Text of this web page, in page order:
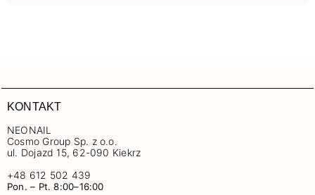
KONTAKT
NEONAIL
Cosmo Group Sp. z o.o.
ul. Dojazd 15, 62-090 Kiekrz
+48 612 502 439
Pon. – Pt. 8:00–16:00